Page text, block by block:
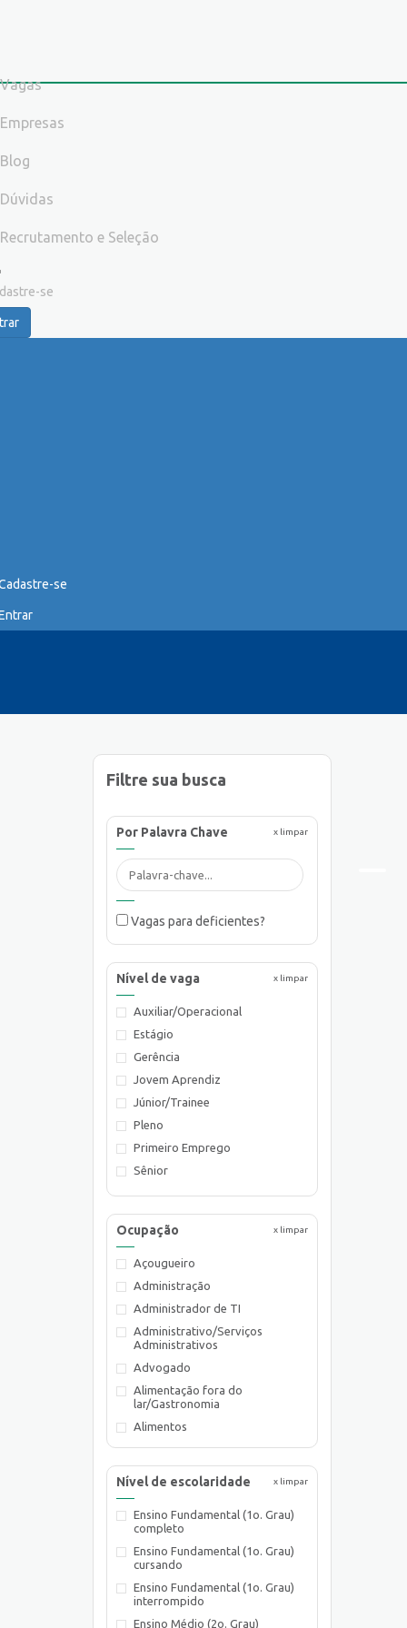
Vagas
Empresas
Blog
Dúvidas
Recrutamento e Seleção
se
se
Filtre sua busca
x limpar
Por Palavra Chave
Vagas para deficientes?
x limpar
Nível de vaga
Auxiliar/Operacional
Estágio
Gerência
Jovem Aprendiz
Júnior/Trainee
Pleno
Primeiro Emprego
Sênior
Técnico
x limpar
Ocupação
Açougueiro
Administração
Administrador de TI
Administrativo/Serviços
Administrativos
Advogado
Alimentação fora do
lar/Gastronomia
Alimentos
Almoxarife
Assistente de Planejamento
Assistente Social
Atendente Comercial
Auxiliar de Cozinha
x limpar
Nível de escolaridade
Ensino Fundamental (1o. Grau)
completo
Ensino Fundamental (1o. Grau)
cursando
Ensino Fundamental (1o. Grau)
interrompido
Ensino Médio (2o. Grau)